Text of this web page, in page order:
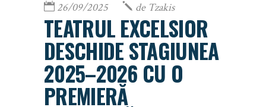
26/09/2025 de Tzakis
TEATRUL EXCELSIOR
DESCHIDE STAGIUNEA
2025–2026 CU O
PREMIERĂ